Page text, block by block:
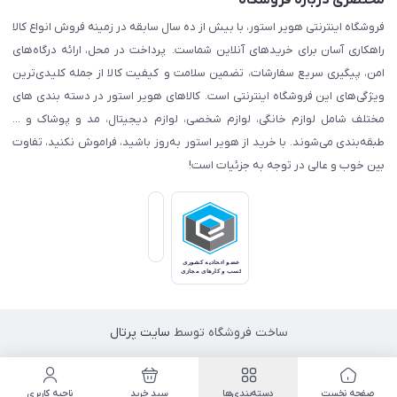
فروشگاه اینترنتی هویر استور، با بیش از ده سال سابقه در زمینه فروش انواع کالا
راهکاری آسان برای خریدهای آنلاین شماست. پرداخت در محل، ارائه درگاه‌های
امن، پیگیری سریع سفارشات، تضمین سلامت و کیفیت کالا از جمله کلیدی‌ترین
ویژگی‌های این فروشگاه اینترنتی است. کالاهای هویر استور در دسته بندی های
مختلف شامل لوازم خانگی، لوازم شخصی، لوازم دیجیتال، مد و پوشاک و ...
طبقه‌بندی می‌شوند. با خرید از هویر استور به‌روز باشید، فراموش نکنید، تفاوت
بین خوب و عالی در توجه به جزئیات است!
ساخت فروشگاه توسط سایت پرتال
صفحه نخست دسته‌بندی‌ها سبد خرید ناحیه کاربری